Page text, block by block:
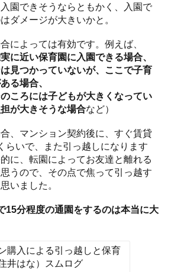
園できそうならともかく、入園で
ダメージが大きいかと。
によっては有効です。例えば、
に近い保育園に入園できる場合、
見つかっていないが、ここで子育
る場合、
ころには子どもが大きくなってい
が大きそうな場合など）
、マンション契約後に、すぐ賃貸
らいで、また引っ越しになります
に、転園によってお友達と離れる
うので、その点で焦って引っ越す
いました。
15分程度の通園をするのは本当に大